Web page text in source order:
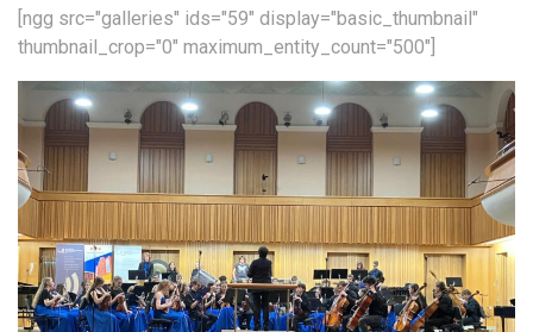
[ngg src="galleries" ids="59" display="basic_thumbnail"
thumbnail_crop="0" maximum_entity_count="500"]